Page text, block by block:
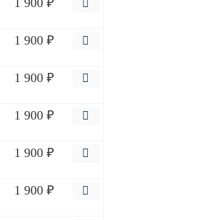
1 900 ₽
1 900 ₽
1 900 ₽
1 900 ₽
1 900 ₽
1 900 ₽